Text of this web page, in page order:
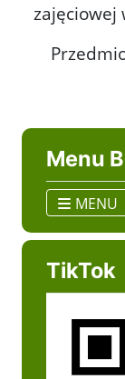
Menu
MENU
TikTok
zajęciowej